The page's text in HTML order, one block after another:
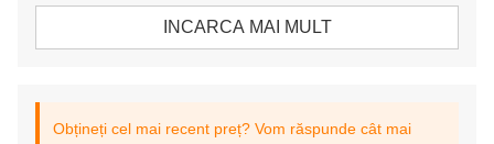
INCARCA MAI MULT
Obțineți cel mai recent preț? Vom răspunde cât mai